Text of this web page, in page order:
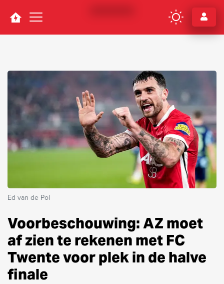
Navigation
Ed van de Pol
Voorbeschouwing: AZ moet
af zien te rekenen met FC
Twente voor plek in de halve
finale